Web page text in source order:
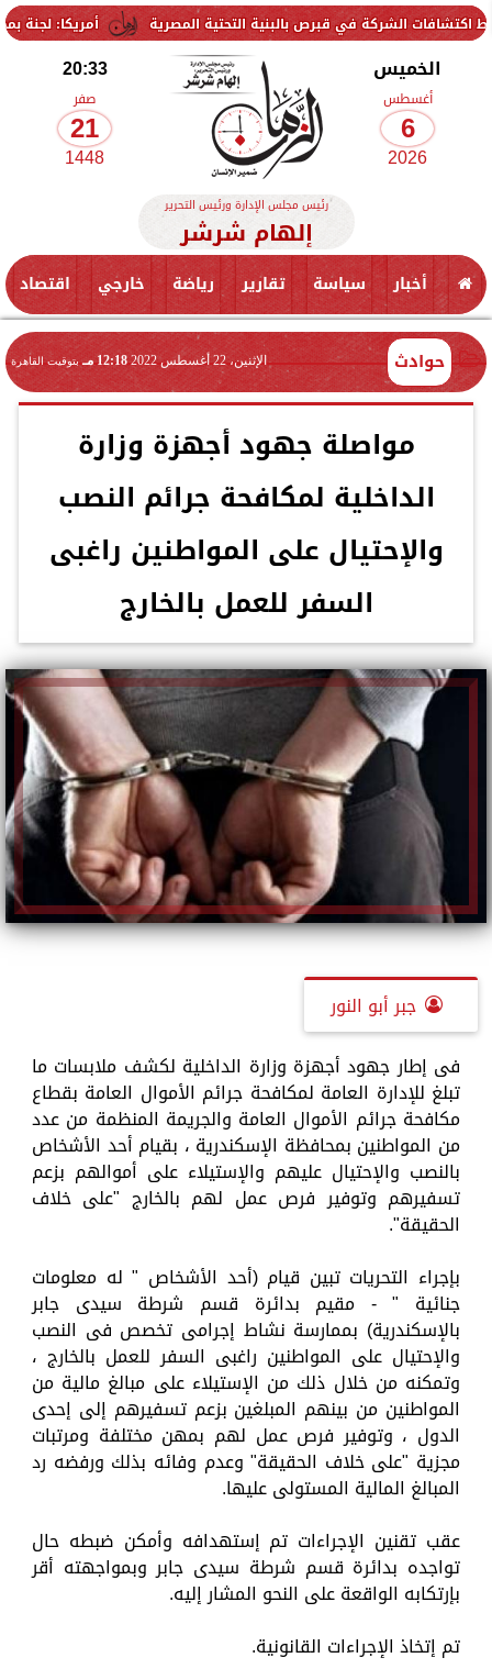
أمريكا: لجنة بمجلس الشيوخ في قبرص بالبنية التحتية المصرية
الخميس
أغسطس
6
2026
20:33
صفر
21
1448
رئيس مجلس الإدارة ورئيس التحرير
إلهام شرشر
أخبار سياسة تقارير رياضة خارجي اقتصاد
حوادث الإثنين، 22 أغسطس 2022 12:18 مـ بتوقيت القاهرة
مواصلة جهود أجهزة وزارة
الداخلية لمكافحة جرائم النصب
والإحتيال على المواطنين راغبى
السفر للعمل بالخارج
جبر أبو النور
فى إطار جهود أجهزة وزارة الداخلية لكشف ملابسات ما
تبلغ للإدارة العامة لمكافحة جرائم الأموال العامة بقطاع
مكافحة جرائم الأموال العامة والجريمة المنظمة من عدد
من المواطنين بمحافظة الإسكندرية ، بقيام أحد الأشخاص
بالنصب والإحتيال عليهم والإستيلاء على أموالهم بزعم
تسفيرهم وتوفير فرص عمل لهم بالخارج "على خلاف
الحقيقة".
بإجراء التحريات تبين قيام (أحد الأشخاص " له معلومات
جنائية " - مقيم بدائرة قسم شرطة سيدى جابر
بالإسكندرية) بممارسة نشاط إجرامى تخصص فى النصب
والإحتيال على المواطنين راغبى السفر للعمل بالخارج ،
وتمكنه من خلال ذلك من الإستيلاء على مبالغ مالية من
المواطنين من بينهم المبلغين بزعم تسفيرهم إلى إحدى
الدول ، وتوفير فرص عمل لهم بمهن مختلفة ومرتبات
مجزية "على خلاف الحقيقة" وعدم وفائه بذلك ورفضه رد
المبالغ المالية المستولى عليها.
عقب تقنين الإجراءات تم إستهدافه وأمكن ضبطه حال
تواجده بدائرة قسم شرطة سيدى جابر وبمواجهته أقر
بإرتكابه الواقعة على النحو المشار إليه.
تم إتخاذ الإجراءات القانونية.